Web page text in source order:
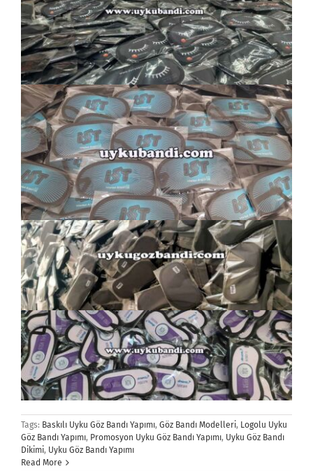
Tags: Baskılı Uyku Göz Bandı Yapımı, Göz Bandı Modelleri, Logolu Uyku
Göz Bandı Yapımı, Promosyon Uyku Göz Bandı Yapımı, Uyku Göz Bandı
Dikimi, Uyku Göz Bandı Yapımı
Read More